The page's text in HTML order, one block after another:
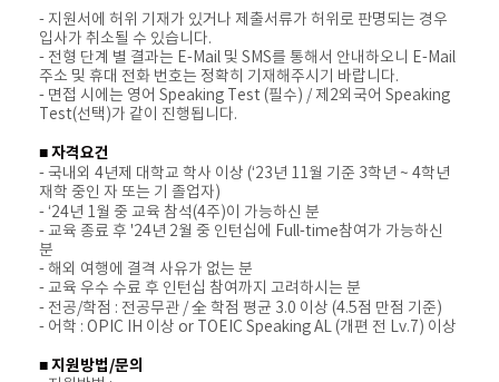
- 지원서에 허위 기재가 있거나 제출서류가 허위로 판명되는 경우
입사가 취소될 수 있습니다.
- 전형 단계 별 결과는 E-Mail 및 SMS를 통해서 안내하오니 E-Mail
주소 및 휴대 전화 번호는 정확히 기재해주시기 바랍니다.
- 면접 시에는 영어 Speaking Test (필수) / 제2외국어 Speaking
Test(선택)가 같이 진행됩니다.
■ 자격요건
- 국내외 4년제 대학교 학사 이상 (‘23년 11월 기준 3학년 ~ 4학년
재학 중인 자 또는 기 졸업자)
- ‘24년 1월 중 교육 참석(4주)이 가능하신 분
- 교육 종료 후 '24년 2월 중 인턴십에 Full-time참여가 가능하신
분
- 해외 여행에 결격 사유가 없는 분
- 교육 우수 수료 후 인턴십 참여까지 고려하시는 분
- 전공/학점 : 전공무관 / 全 학점 평균 3.0 이상 (4.5점 만점 기준)
- 어학 : OPIC IH 이상 or TOEIC Speaking AL (개편 전 Lv.7) 이상
■ 지원방법/문의